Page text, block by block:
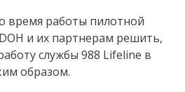
время работы пилотной
и их партнерам решить,
службы 988 Lifeline в
образом.